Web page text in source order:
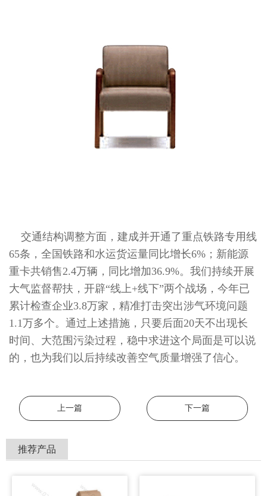
交通结构调整方面，建成并开通了重点铁路专用线
65条，全国铁路和水运货运量同比增长6%；新能源
重卡共销售2.4万辆，同比增加36.9%。我们持续开展
大气监督帮扶，开辟“线上+线下”两个战场，今年已
累计检查企业3.8万家，精准打击突出涉气环境问题
1.1万多个。通过上述措施，只要后面20天不出现长
时间、大范围污染过程，稳中求进这个局面是可以说
的，也为我们以后持续改善空气质量增强了信心。
上一篇 下一篇
推荐产品